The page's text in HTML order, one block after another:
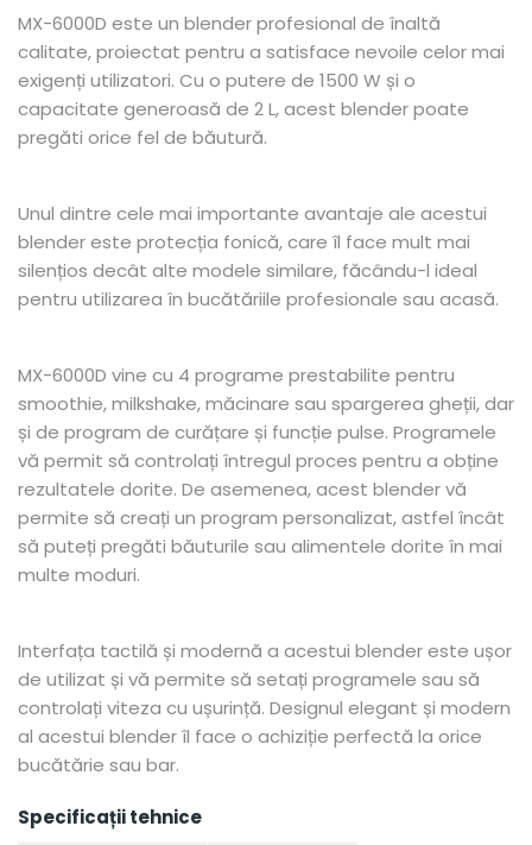
MX-6000D este un blender profesional de înaltă
calitate, proiectat pentru a satisface nevoile celor mai
exigenți utilizatori. Cu o putere de 1500 W și o
capacitate generoasă de 2 L, acest blender poate
pregăti orice fel de băutură.
Unul dintre cele mai importante avantaje ale acestui
blender este protecția fonică, care îl face mult mai
silențios decât alte modele similare, făcându-l ideal
pentru utilizarea în bucătăriile profesionale sau acasă.
MX-6000D vine cu 4 programe prestabilite pentru
smoothie, milkshake, măcinare sau spargerea gheții, dar
și de program de curățare și funcție pulse. Programele
vă permit să controlați întregul proces pentru a obține
rezultatele dorite. De asemenea, acest blender vă
permite să creați un program personalizat, astfel încât
să puteți pregăti băuturile sau alimentele dorite în mai
multe moduri.
Interfața tactilă și modernă a acestui blender este ușor
de utilizat și vă permite să setați programele sau să
controlați viteza cu ușurință. Designul elegant și modern
al acestui blender îl face o achiziție perfectă la orice
bucătărie sau bar.
Specificații tehnice